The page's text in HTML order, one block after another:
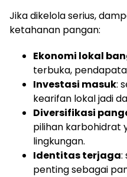
Jika dikelola serius,
ketahanan pangan:
Ekonomi lokal
terbuka,
Investasi masuk:
kearifan lokal jadi
Diversifikasi
pilihan karbohidrat
lingkungan.
Identitas terjaga:
penting sebagai